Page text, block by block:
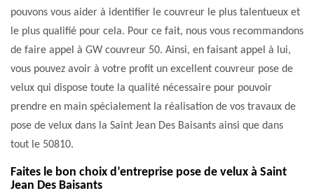
pouvons vous aider à identifier le couvreur le plus talentueux et
le plus qualifié pour cela. Pour ce fait, nous vous recommandons
de faire appel à GW couvreur 50. Ainsi, en faisant appel à lui,
vous pouvez avoir à votre profit un excellent couvreur pose de
velux qui dispose toute la qualité nécessaire pour pouvoir
prendre en main spécialement la réalisation de vos travaux de
pose de velux dans la Saint Jean Des Baisants ainsi que dans
tout le 50810.
Faites le bon choix d’entreprise pose de velux à Saint
Jean Des Baisants